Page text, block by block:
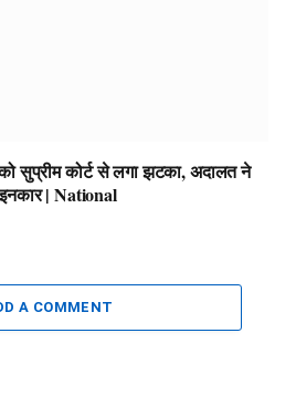
सुप्रीम कोर्ट से लगा झटका, अदालत ने
| National
A COMMENT